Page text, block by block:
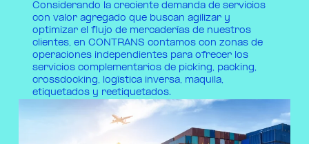
Considerando la creciente demanda de servicios
con valor agregado que buscan agilizar y
optimizar el flujo de mercaderías de nuestros
clientes, en CONTRANS contamos con zonas de
operaciones independientes para ofrecer los
servicios complementarios de picking, packing,
crossdocking, logística inversa, maquila,
etiquetados y reetiquetados.